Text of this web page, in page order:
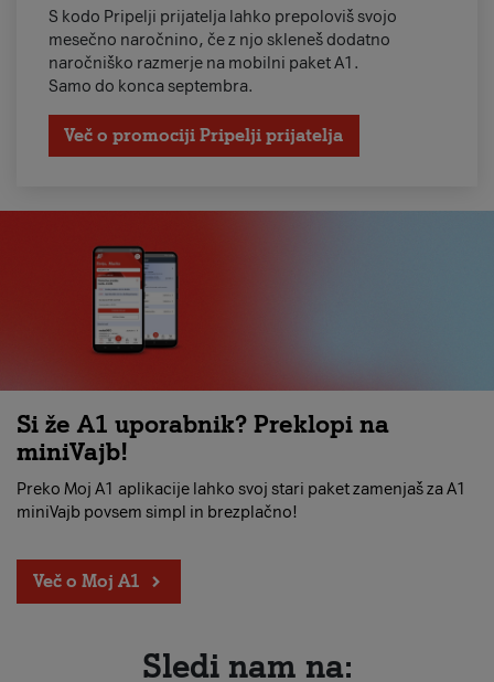
S kodo Pripelji prijatelja lahko prepoloviš svojo
mesečno naročnino, če z njo skleneš dodatno
naročniško razmerje na mobilni paket A1.
Samo do konca septembra.
Več o promociji Pripelji prijatelja
Si že A1 uporabnik? Preklopi na
miniVajb!
Preko Moj A1 aplikacije lahko svoj stari paket zamenjaš za A1
miniVajb povsem simpl in brezplačno!
Več o Moj A1
Sledi nam na: